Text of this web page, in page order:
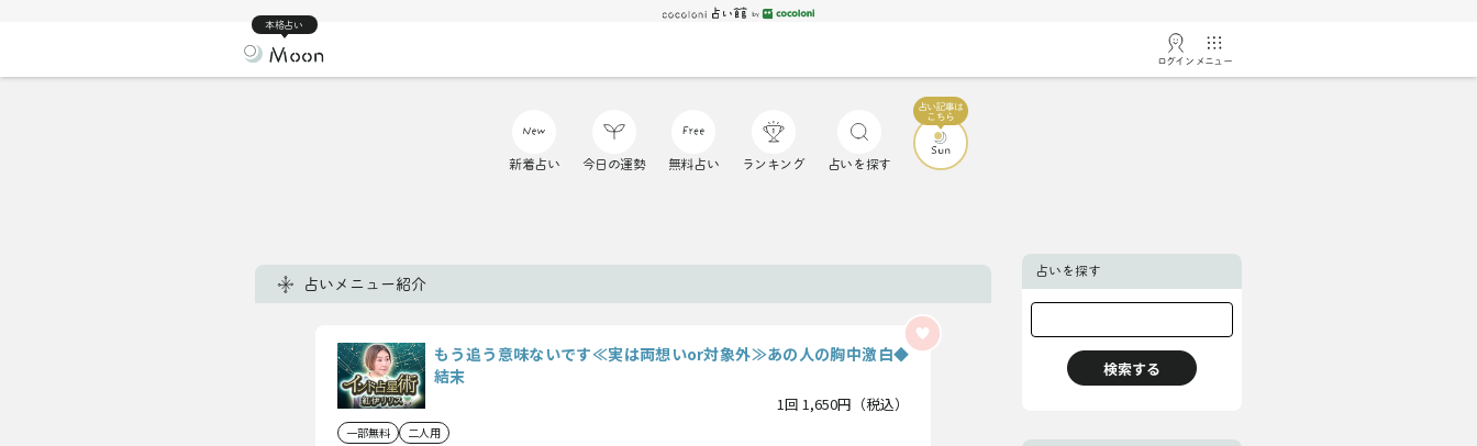
本格占い
ログイン メニュー
新着占い 今日の運勢 無料占い ランキング 占いを探す
占いメニュー紹介
もう追う意味ないです≪実は両想いor対象外≫あの人の胸中激白◆
結末
1回 1,650円（税込）
一部無料 二人用
占いを探す